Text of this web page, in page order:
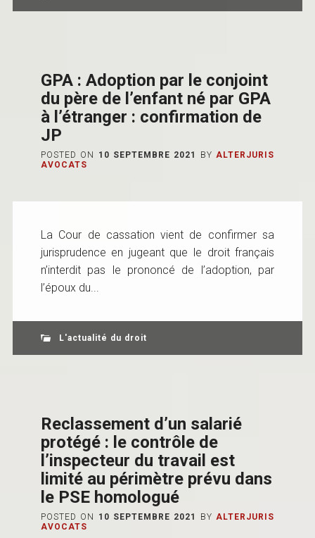
GPA : Adoption par le conjoint
du père de l’enfant né par GPA
à l’étranger : confirmation de
JP
POSTED ON 10 SEPTEMBRE 2021 BY ALTERJURIS
AVOCATS
La Cour de cassation vient de confirmer sa
jurisprudence en jugeant que le droit français
n’interdit pas le prononcé de l’adoption, par
l’époux du...
L'actualité du droit
Reclassement d’un salarié
protégé : le contrôle de
l’inspecteur du travail est
limité au périmètre prévu dans
le PSE homologué
POSTED ON 10 SEPTEMBRE 2021 BY ALTERJURIS
AVOCATS